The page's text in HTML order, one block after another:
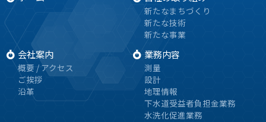
新たなまちづくり
新たな技術
新たな事業
会社案内
概要 / アクセス
ご挨拶
沿革
業務内容
測量
設計
地理情報
下水道受益者負担金業務
水洗化促進業務